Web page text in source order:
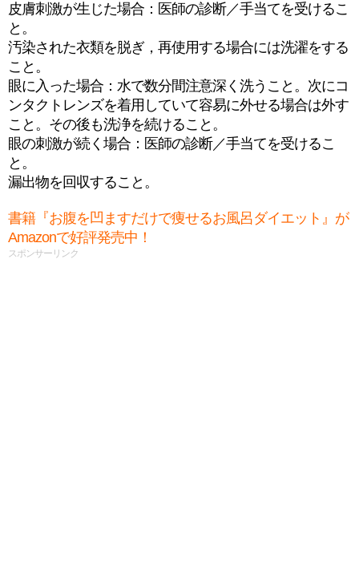
皮膚刺激が生じた場合：医師の診断／手当てを受けるこ
と。
汚染された衣類を脱ぎ，再使用する場合には洗濯をする
こと。
眼に入った場合：水で数分間注意深く洗うこと。次にコ
ンタクトレンズを着用していて容易に外せる場合は外す
こと。その後も洗浄を続けること。
眼の刺激が続く場合：医師の診断／手当てを受けるこ
と。
漏出物を回収すること。
書籍『お腹を凹ますだけで痩せるお風呂ダイエット』が
Amazonで好評発売中！
スポンサーリンク